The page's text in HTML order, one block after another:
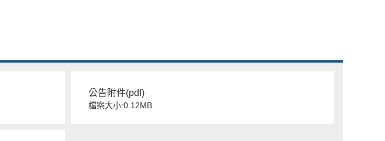
公告附件(pdf)
檔案大小:0.12MB